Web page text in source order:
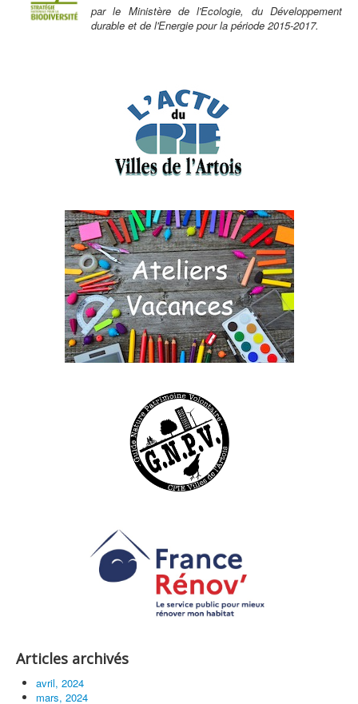
par le Ministère de l'Ecologie, du Développement
durable et de l'Energie pour la période 2015-2017.
Articles archivés
avril, 2024
mars, 2024